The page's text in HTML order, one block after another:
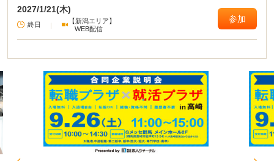
2027/1/21(木)
終日 |
【新潟エリア】
WEB配信
参加